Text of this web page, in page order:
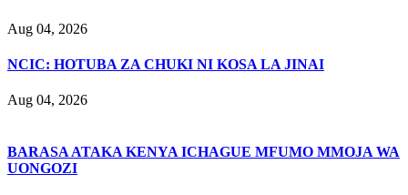
Aug 04, 2026
NCIC: HOTUBA ZA CHUKI NI KOSA LA JINAI
Aug 04, 2026
BARASA ATAKA KENYA ICHAGUE MFUMO MMOJA WA
UONGOZI